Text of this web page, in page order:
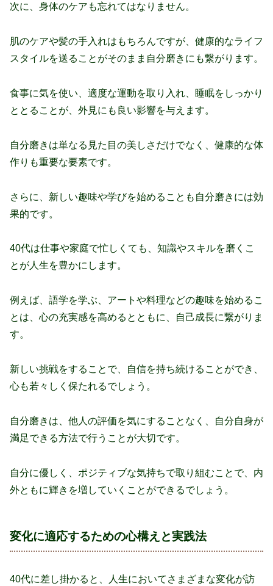
次に、身体のケアも忘れてはなりません。
肌のケアや髪の手入れはもちろんですが、健康的なライフ
スタイルを送ることがそのまま自分磨きにも繋がります。
食事に気を使い、適度な運動を取り入れ、睡眠をしっかり
ととることが、外見にも良い影響を与えます。
自分磨きは単なる見た目の美しさだけでなく、健康的な体
作りも重要な要素です。
さらに、新しい趣味や学びを始めることも自分磨きには効
果的です。
40代は仕事や家庭で忙しくても、知識やスキルを磨くこ
とが人生を豊かにします。
例えば、語学を学ぶ、アートや料理などの趣味を始めるこ
とは、心の充実感を高めるとともに、自己成長に繋がりま
す。
新しい挑戦をすることで、自信を持ち続けることができ、
心も若々しく保たれるでしょう。
自分磨きは、他人の評価を気にすることなく、自分自身が
満足できる方法で行うことが大切です。
自分に優しく、ポジティブな気持ちで取り組むことで、内
外ともに輝きを増していくことができるでしょう。
変化に適応するための心構えと実践法
40代に差し掛かると、人生においてさまざまな変化が訪